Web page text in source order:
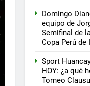
Domingo
equipo de
Semifinal de
Copa Perú de
Sport
HOY: ¿a qué
Torneo